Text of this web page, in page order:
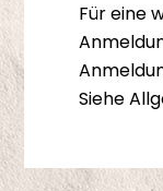
Für eine
Siehe